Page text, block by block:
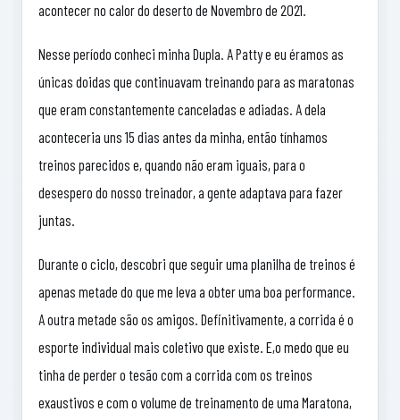
acontecer no calor do deserto de Novembro de 2021.
Nesse período conheci minha Dupla. A Patty e eu éramos as
únicas doidas que continuavam treinando para as maratonas
que eram constantemente canceladas e adiadas. A dela
aconteceria uns 15 dias antes da minha, então tínhamos
treinos parecidos e, quando não eram iguais, para o
desespero do nosso treinador, a gente adaptava para fazer
juntas.
Durante o ciclo, descobri que seguir uma planilha de treinos é
apenas metade do que me leva a obter uma boa performance.
A outra metade são os amigos. Definitivamente, a corrida é o
esporte individual mais coletivo que existe. E,o medo que eu
tinha de perder o tesão com a corrida com os treinos
exaustivos e com o volume de treinamento de uma Maratona,